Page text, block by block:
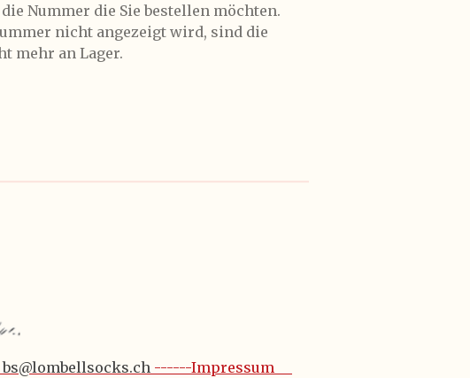
Nummer die Sie bestellen möchten.
nicht angezeigt wird, sind die
mehr an Lager.
------Impressum